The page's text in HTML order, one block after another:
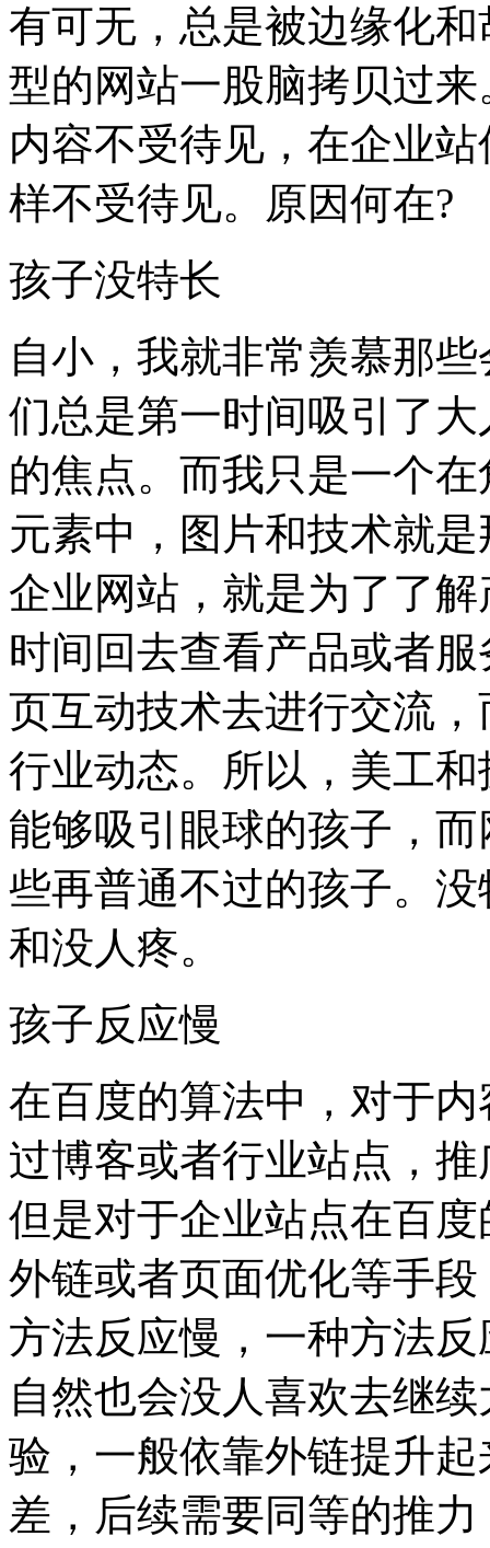
有可无，总是被边缘化
型的网站一股脑拷贝过
内容不受待见，在企业
样不受待见。原因何在?
孩子没特长
自小，我就非常羡慕那
们总是第一时间吸引了
的焦点。而我只是一个
元素中，图片和技术就
企业网站，就是为了了
时间回去查看产品或者
页互动技术去进行交流
行业动态。所以，美工
能够吸引眼球的孩子，
些再普通不过的孩子。
和没人疼。
孩子反应慢
在百度的算法中，对于
过博客或者行业站点，
但是对于企业站点在百
外链或者页面优化等手
方法反应慢，一种方法
自然也会没人喜欢去继
验，一般依靠外链提升
差，后续需要同等的推